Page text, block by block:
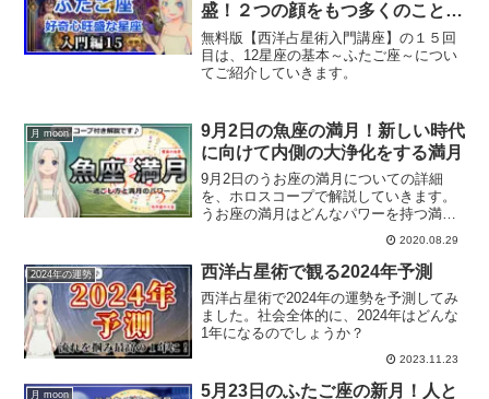
盛！２つの顔をもつ多くのことに
挑戦する星座
無料版【西洋占星術入門講座】の１５回
目は、12星座の基本～ふたご座～につい
てご紹介していきます。
月 moon
9月2日の魚座の満月！新しい時代
に向けて内側の大浄化をする満月
9月2日のうお座の満月についての詳細
を、ホロスコープで解説していきます。
うお座の満月はどんなパワーを持つ満月
なのか？この動画を見ることで、今回の
うお座の満月の過ごし方やうお座の満月
のパワーについて解説していきます。
2020.08.29
2024年の運勢 西洋占星術で観る2024年予測
西洋占星術で2024年の運勢を予測してみ
ました。社会全体的に、2024年はどんな
1年になるのでしょうか？
2023.11.23
月 moon
5月23日のふたご座の新月！人と